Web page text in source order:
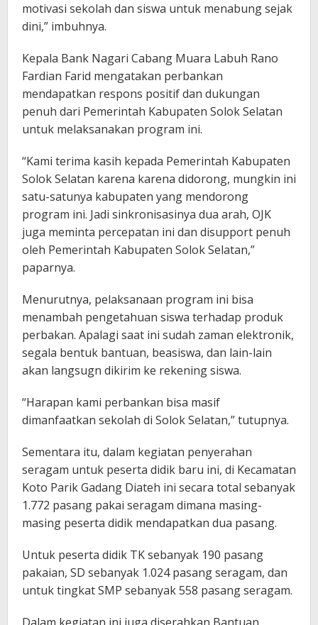
motivasi sekolah dan siswa untuk menabung sejak
dini,” imbuhnya.
Kepala Bank Nagari Cabang Muara Labuh Rano
Fardian Farid mengatakan perbankan
mendapatkan respons positif dan dukungan
penuh dari Pemerintah Kabupaten Solok Selatan
untuk melaksanakan program ini.
“Kami terima kasih kepada Pemerintah Kabupaten
Solok Selatan karena karena didorong, mungkin ini
satu-satunya kabupaten yang mendorong
program ini. Jadi sinkronisasinya dua arah, OJK
juga meminta percepatan ini dan disupport penuh
oleh Pemerintah Kabupaten Solok Selatan,”
paparnya.
Menurutnya, pelaksanaan program ini bisa
menambah pengetahuan siswa terhadap produk
perbakan. Apalagi saat ini sudah zaman elektronik,
segala bentuk bantuan, beasiswa, dan lain-lain
akan langsugn dikirim ke rekening siswa.
“Harapan kami perbankan bisa masif
dimanfaatkan sekolah di Solok Selatan,” tutupnya.
Sementara itu, dalam kegiatan penyerahan
seragam untuk peserta didik baru ini, di Kecamatan
Koto Parik Gadang Diateh ini secara total sebanyak
1.772 pasang pakai seragam dimana masing-
masing peserta didik mendapatkan dua pasang.
Untuk peserta didik TK sebanyak 190 pasang
pakaian, SD sebanyak 1.024 pasang seragam, dan
untuk tingkat SMP sebanyak 558 pasang seragam.